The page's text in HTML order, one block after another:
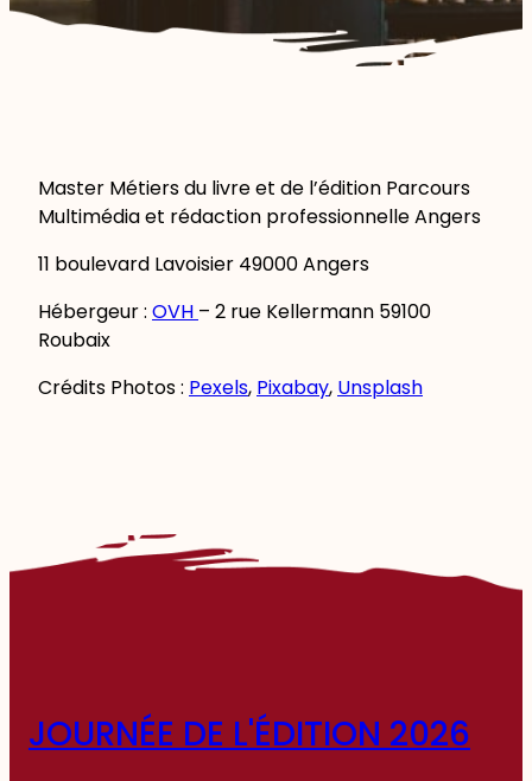
Master Métiers du livre et de l’édition Parcours
Multimédia et rédaction professionnelle Angers
11 boulevard Lavoisier 49000 Angers
Hébergeur : OVH – 2 rue Kellermann 59100
Roubaix
Crédits Photos : Pexels, Pixabay, Unsplash
JOURNÉE DE L'ÉDITION 2026